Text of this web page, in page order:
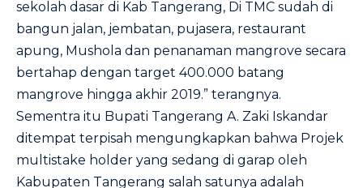
sekolah dasar di Kab Tangerang, Di TMC sudah di
bangun jalan, jembatan, pujasera, restaurant
apung, Mushola dan penanaman mangrove secara
bertahap dengan target 400.000 batang
mangrove hingga akhir 2019.” terangnya.
Sementra itu Bupati Tangerang A. Zaki Iskandar
ditempat terpisah mengungkapkan bahwa Projek
multistake holder yang sedang di garap oleh
Kabupaten Tangerang salah satunya adalah